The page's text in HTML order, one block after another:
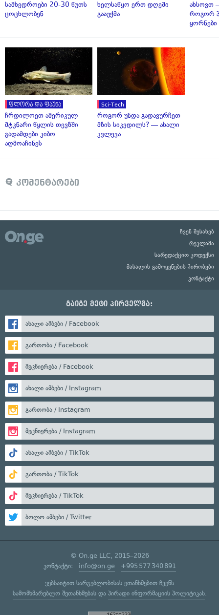
სამხედროები 20-30 წუთს
ცოცხლობენ
ხელსაწყო ერთ დღეში
გააუქმა
ახსოვთ
როგორ
ყორნები
ფლორა და ფაუნა
ჩრდილოეთ ამერიკულ
მტკნარი წყლის თევზში
გადამდები კიბო
აღმოაჩინეს
Sci-Tech
როგორ უნდა გადავურჩეთ
მზის სიკვდილს? — ახალი
კვლევა
კომენტარები
ჩვენ შესახებ
რეკლამა
სარედაქციო კოდექსი
მასალის გამოყენების პირობები
კონტაქტი
გაიგე მეტი პირველმა:
ახალი ამბები / Facebook
გართობა / Facebook
მეცნიერება / Facebook
ახალი ამბები / Instagram
გართობა / Instagram
მეცნიერება / Instagram
ახალი ამბები / TikTok
გართობა / TikTok
მეცნიერება / TikTok
ბოლო ამბები / Twitter
© On.ge LLC, 2015–2026
კონტაქტი: info@on.ge +995 577 340 891
ვებსაიტით სარგებლობისას ეთანხმებით ჩვენს
სამომხმარებლო შეთანხმებასდა პირადი ინფორმაციის პოლიტიკას.